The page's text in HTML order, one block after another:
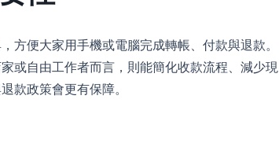
方便大家用手機或電腦完成轉帳、付款與退款。
或自由工作者而言，則能簡化收款流程、減少現
款政策會更有保障。